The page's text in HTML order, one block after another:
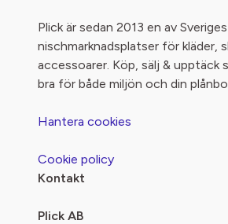
Plick är sedan 2013 en av
nischmarknadsplatser för kläder,
accessoarer. Köp, sälj & upptäck
bra för både miljön och din
Hantera cookies
Cookie policy
Kontakt
Plick AB